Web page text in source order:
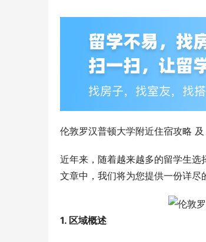
伦敦罗汉普顿大学附近住宿攻略
近年来，随着越来越多的留学生
文章中，我们将为您提供一份详尽
1. 区域概述